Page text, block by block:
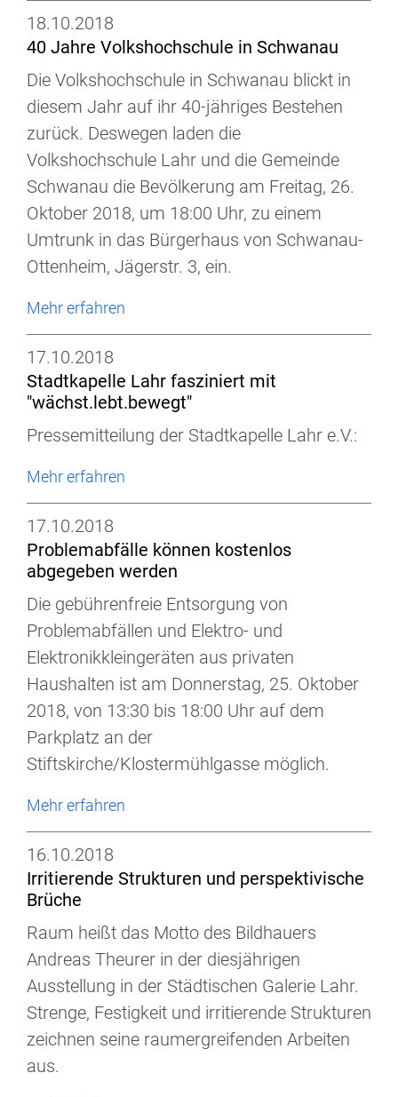
18.10.2018
40 Jahre Volkshochschule in Schwanau
Die Volkshochschule in Schwanau blickt in
diesem Jahr auf ihr 40-jähriges Bestehen
zurück. Deswegen laden die
Volkshochschule Lahr und die Gemeinde
Schwanau die Bevölkerung am Freitag, 26.
Oktober 2018, um 18:00 Uhr, zu einem
Umtrunk in das Bürgerhaus von Schwanau-
Ottenheim, Jägerstr. 3, ein.
Mehr erfahren
17.10.2018
Stadtkapelle Lahr fasziniert mit
"wächst.lebt.bewegt"
Pressemitteilung der Stadtkapelle Lahr e.V.:
Mehr erfahren
17.10.2018
Problemabfälle können kostenlos
abgegeben werden
Die gebührenfreie Entsorgung von
Problemabfällen und Elektro- und
Elektronikkleingeräten aus privaten
Haushalten ist am Donnerstag, 25. Oktober
2018, von 13:30 bis 18:00 Uhr auf dem
Parkplatz an der
Stiftskirche/Klostermühlgasse möglich.
Mehr erfahren
16.10.2018
Irritierende Strukturen und perspektivische
Brüche
Raum heißt das Motto des Bildhauers
Andreas Theurer in der diesjährigen
Ausstellung in der Städtischen Galerie Lahr.
Strenge, Festigkeit und irritierende Strukturen
zeichnen seine raumergreifenden Arbeiten
aus.